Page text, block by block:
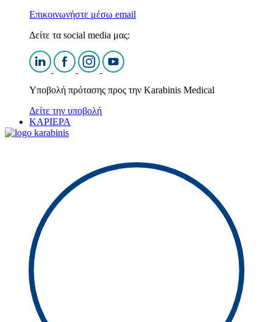
Επικοινωνήστε μέσω email
Δείτε τα social media μας:
Υποβολή πρότασης προς την Karabinis Medical
Δείτε την υποβολή
ΚΑΡΙΕΡΑ